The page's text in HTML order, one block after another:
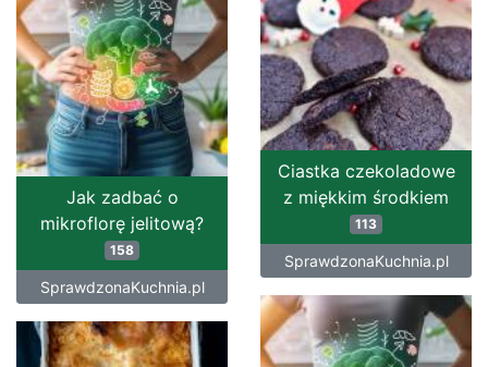
Ciastka czekoladowe
z miękkim środkiem
113
SprawdzonaKuchnia.pl
Jak zadbać o
mikroflorę jelitową?
158
SprawdzonaKuchnia.pl